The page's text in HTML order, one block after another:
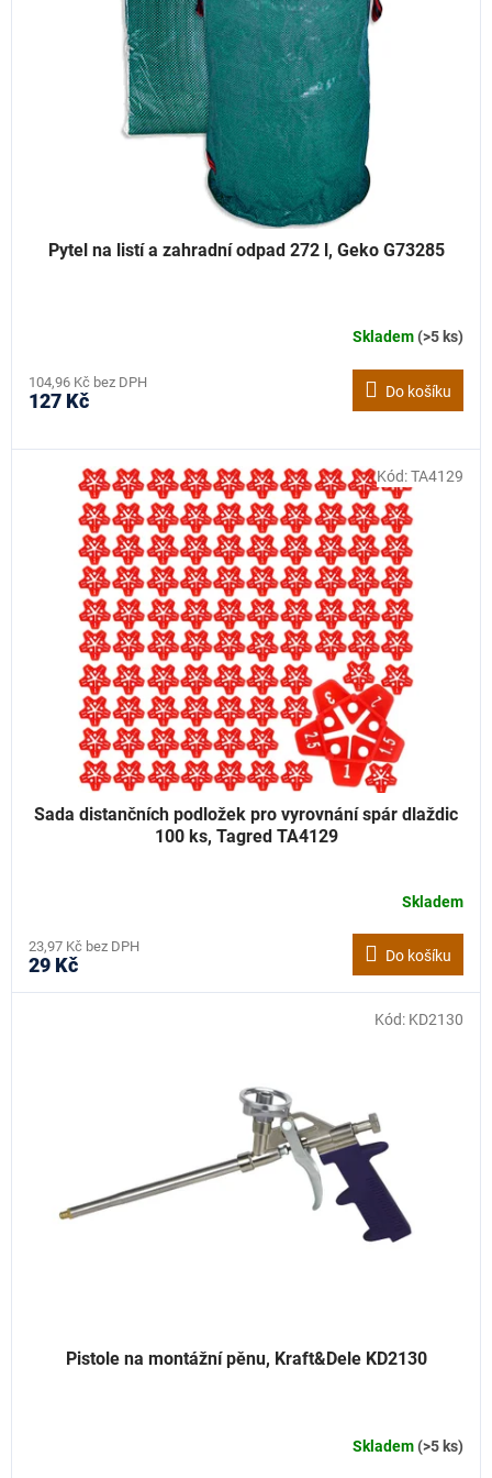
Pytel na listí a zahradní odpad 272 l, Geko G73285
Skladem(>5 ks)
104,96 Kč bez DPH
127 Kč Do košíku
Sada distančních podložek pro vyrovnání spár dlaždic
100 ks, Tagred TA4129
Skladem
23,97 Kč bez DPH
29 Kč Do košíku
Kód:TA4129
Pistole na montážní pěnu, Kraft&Dele KD2130
Skladem(>5 ks)
Kód: KD2130